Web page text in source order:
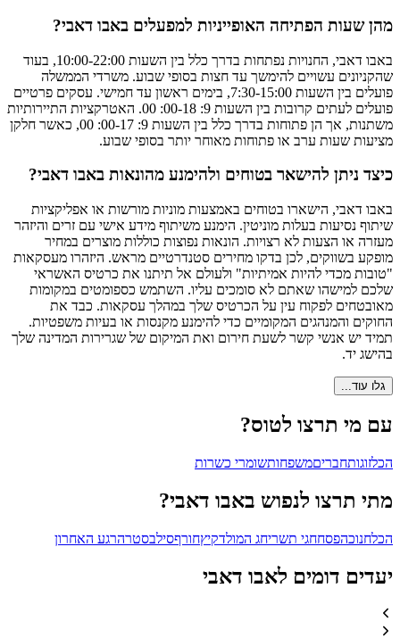
מהן שעות הפתיחה האופייניות למפעלים באבו דאבי?
באבו דאבי, החנויות נפתחות בדרך כלל בין השעות 10:00-22:00, בעוד
שהקניונים עשויים להימשך עד חצות בסופי שבוע. משרדי הממשלה
פועלים בין השעות 7:30-15:00, בימים ראשון עד חמישי. עסקים פרטיים
פועלים לעתים קרובות בין השעות 9: 00-18: 00. האטרקציות התיירותיות
משתנות, אך הן פתוחות בדרך כלל בין השעות 9: 00-17: 00, כאשר חלקן
מציעות שעות ערב או פתוחות מאוחר יותר בסופי שבוע.
כיצד ניתן להישאר בטוחים ולהימנע מהונאות באבו דאבי?
באבו דאבי, הישארו בטוחים באמצעות מוניות מורשות או אפליקציות
שיתוף נסיעות בעלות מוניטין. הימנע משיתוף מידע אישי עם זרים והיזהר
מעזרה או הצעות לא רצויות. הונאות נפוצות כוללות מוצרים במחיר
מופקע בשווקים, לכן בדקו מחירים סטנדרטיים מראש. היזהרו מעסקאות
"טובות מכדי להיות אמיתיות" ולעולם אל תיתנו את כרטיס האשראי
שלכם למישהו שאתם לא סומכים עליו. השתמש כספומטים במקומות
מאובטחים לפקוח עין על הכרטיס שלך במהלך עסקאות. כבד את
החוקים והמנהגים המקומיים כדי להימנע מקנסות או בעיות משפטיות.
תמיד יש אנשי קשר לשעת חירום ואת המיקום של שגרירות המדינה שלך
בהישג יד.
גלו עוד...
עם מי תרצו לטוס?
הכלזוגותחבריםמשפחותשומרי כשרות
מתי תרצו לנפוש באבו דאבי?
הכלחנוכהפסחחגי תשריחג המולדקיץחורףסילבסטרהרגע האחרון
יעדים דומים לאבו דאבי